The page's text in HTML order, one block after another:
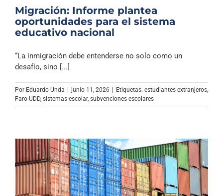
Migración: Informe plantea
oportunidades para el sistema
educativo nacional
“La inmigración debe entenderse no solo como un
desafío, sino [...]
Por Eduardo Unda junio 11, 2026 Etiquetas: estudiantes extranjeros,
Faro UDD, sistemas escolar, subvenciones escolares